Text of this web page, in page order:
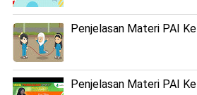
Penjelasan Materi PAI
Penjelasan Materi PAI